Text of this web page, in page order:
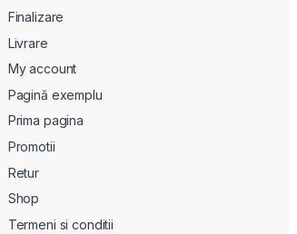
Finalizare
Livrare
My account
Pagină exemplu
Prima pagina
Promotii
Retur
Shop
Termeni si conditii